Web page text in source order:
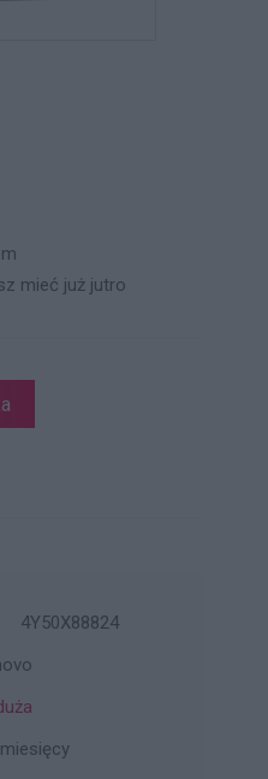
mieć już jutro
4Y50X88824